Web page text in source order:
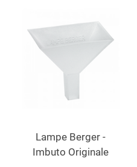
Lampe Berger -
Imbuto Originale